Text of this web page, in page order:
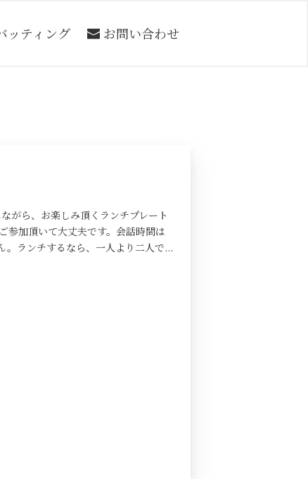
ッティング お問い合わせ
がら、お楽しみ頂くランチプレート
参加頂いて大丈夫です。会話時間は
。ランチするなら、一人より二人で...